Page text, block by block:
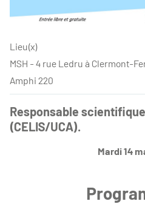
Lieu(x)
MSH - 4 rue Ledru à Clermont-
Amphi 220
Responsable
(CELIS/UCA).
Mardi 14